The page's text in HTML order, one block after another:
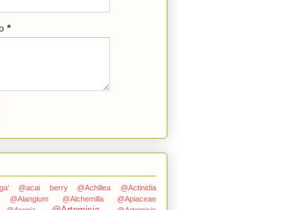
*
@acai berry @Achillea
@Actinidia
@Alangium @Alchemilla
@Apiaceae